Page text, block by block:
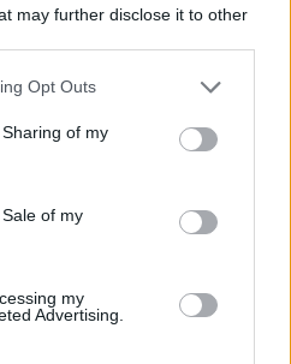
may further disclose it to other
Opt Outs
of my
of my
my
Advertising.